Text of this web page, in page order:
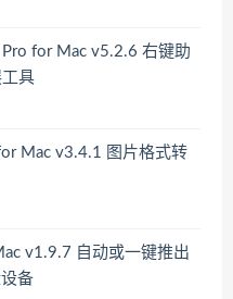
for Mac v5.2.6 右键助
具
Mac v3.4.1 图片格式转
v1.9.7 自动或一键推出
备